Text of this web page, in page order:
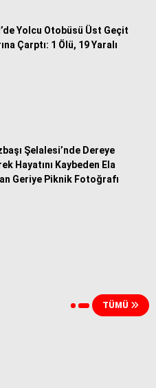
Yolcu Otobüsü Üst Geçit
Çarptı: 1 Ölü, 19 Yaralı
Şelalesi’nde Dereye
Hayatını Kaybeden Ela
Geriye Piknik Fotoğrafı
TÜMÜ